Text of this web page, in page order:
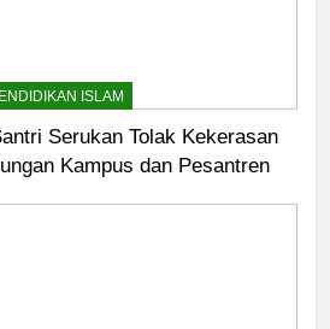
ISLAM
Serukan Tolak Kekerasan
Kampus dan Pesantren